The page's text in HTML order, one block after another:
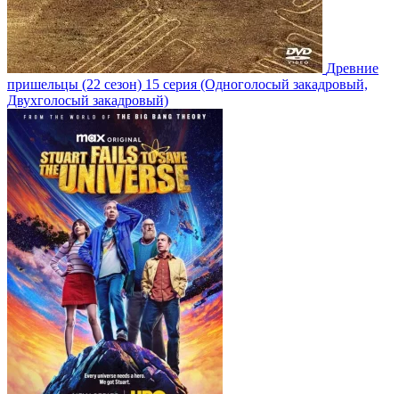
Древние
пришельцы (22 сезон) 15 серия (Одноголосый закадровый,
Двухголосый закадровый)